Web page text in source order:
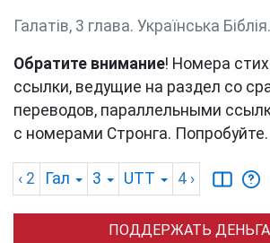
Галатів, 3 глава. Українська
Обратите внимание! Номера
ссылки, ведущие на раздел со
переводов, параллельными
с номерами Стронга. Попробуйте.
‹ 2 Гал 3 UTT 4 ›
ПОДДЕРЖАТЬ